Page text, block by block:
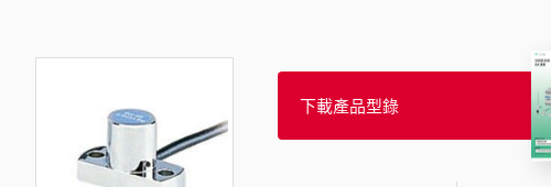
下載產品型錄